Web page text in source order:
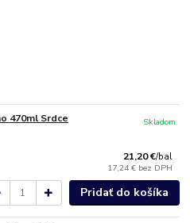
470ml Srdce
21,20 €/bal
17,24 € bez DPH
Skladom
Pridať do košíka